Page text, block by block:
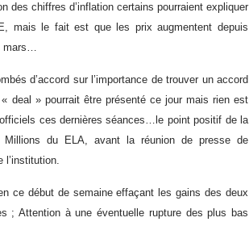
des chiffres d’inflation certains pourraient expliquer
mais le fait est que les prix augmentent depuis
mars…
d’accord sur l’importance de trouver un accord
deal » pourrait être présenté ce jour mais rien est
ces dernières séances…le point positif de la
du ELA, avant la réunion de presse de
l’institution.
ce début de semaine effaçant les gains des deux
; Attention à une éventuelle rupture des plus bas